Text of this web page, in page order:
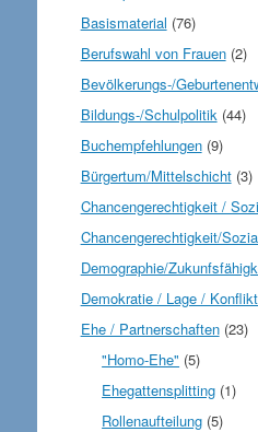
Basismaterial (76)
Berufswahl von Frauen(2)
Bevölkerungs-/
Bildungs-/Schulpolitik (44)
Buchempfehlungen(9)
Bürgertum/Mittelschicht(3)
Chancengerechtigkeit /
Chancengerechtigkeit/
Demographie/
Demokratie / Lage /
Ehe / Partnerschaften(23)
"Homo-Ehe" (5)
Ehegattensplitting (1)
Rollenaufteilung (5)